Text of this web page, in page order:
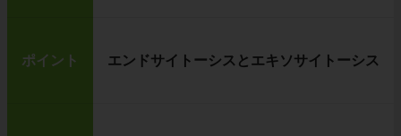
ポイント エンドサイトーシスとエキソサイトーシス